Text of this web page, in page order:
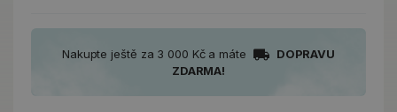
Nakupte ještě za 3 000 Kč a máte
DOPRAVU
ZDARMA!